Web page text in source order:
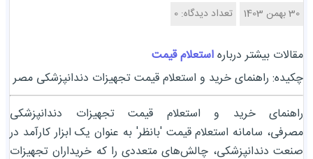
30 بهمن 1403 تعداد دیدگاه: 0
مقالات بیشتر دربارهاستعلام قیمت
چکیده: راهنمای خرید و استعلام قیمت تجهیزات دندانپزشکی مصر
راهنمای خرید و استعلام قیمت تجهیزات دندانپزشکی
مصرفی، سامانه استعلام قیمت 'بانظر' به عنوان یک ابزار کارآمد در
صنعت دندانپزشکی، چالش‌های متعددی را که خریداران تجهیزات